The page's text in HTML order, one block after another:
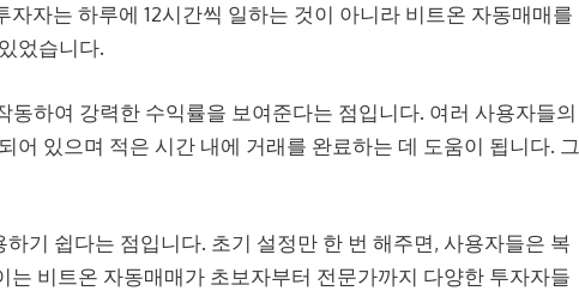
자는 하루에 12시간씩 일하는 것이 아니라 비트온 자동매매를
었습니다.
하여 강력한 수익률을 보여준다는 점입니다. 여러 사용자들의
있으며 적은 시간 내에 거래를 완료하는 데 도움이 됩니다. 그
기 쉽다는 점입니다. 초기 설정만 한 번 해주면, 사용자들은 복
비트온 자동매매가 초보자부터 전문가까지 다양한 투자자들